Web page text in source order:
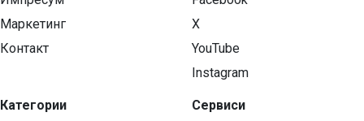
Маркетинг
Контакт
Категории
X
YouTube
Instagram
Сервиси